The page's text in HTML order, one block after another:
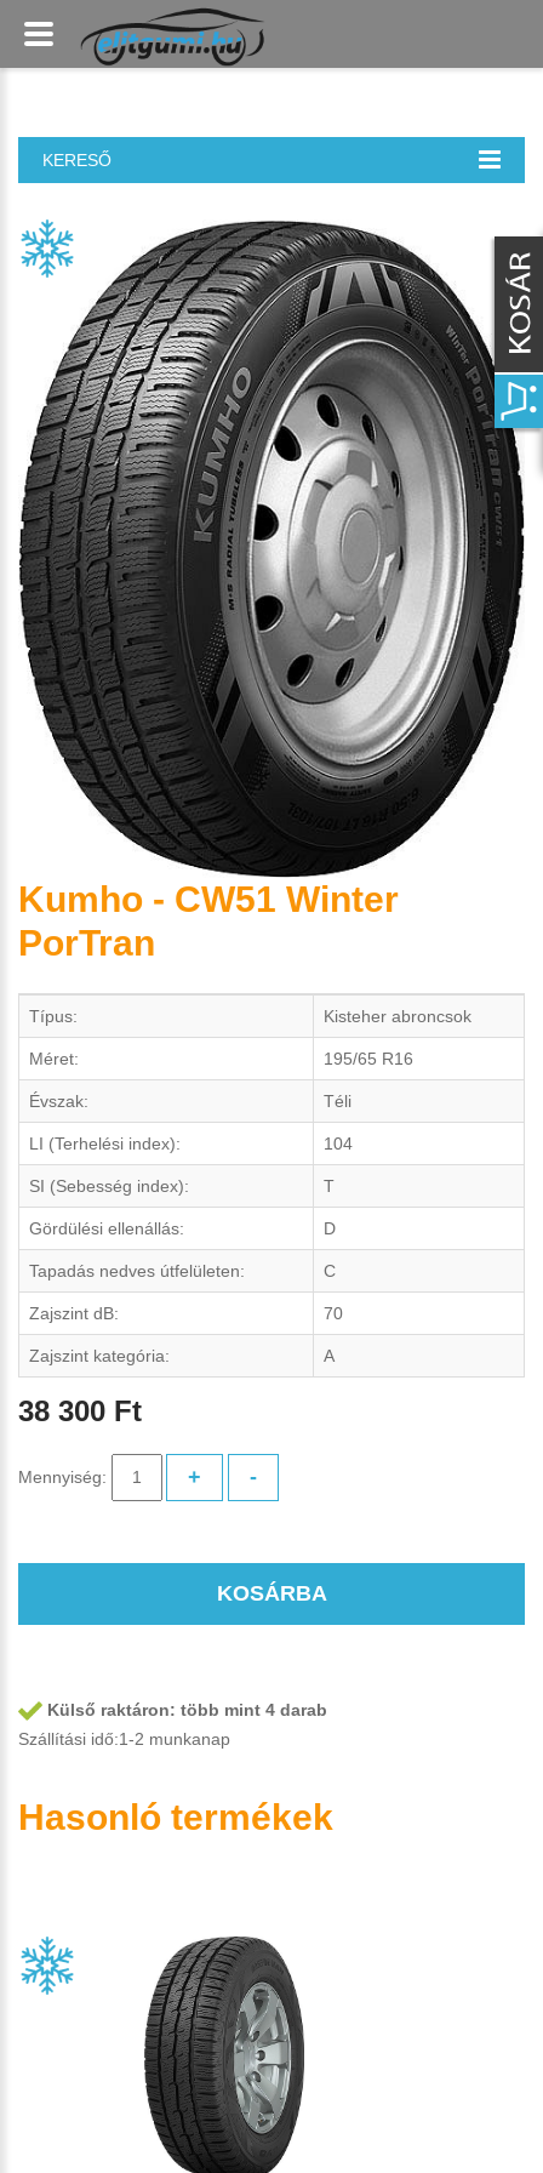
KERESŐ
Kumho - CW51 Winter
PorTran
Típus: Kisteher abroncsok
Méret: 195/65 R16
Évszak: Téli
LI (Terhelési index): 104
SI (Sebesség index): T
Gördülési ellenállás: D
Tapadás nedves útfelületen: C
Zajszint dB: 70
Zajszint kategória: A
38 300 Ft
Mennyiség: + -
KOSÁRBA
Külső raktáron: több mint 4 darab
Szállítási idő:1-2 munkanap
Hasonló termékek